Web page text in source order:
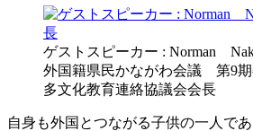
ゲストスピーカー : Norman
外国籍県民かながわ会議 第9
多文化教育連絡協議会会長
自身も外国とつながる子供の一人であ